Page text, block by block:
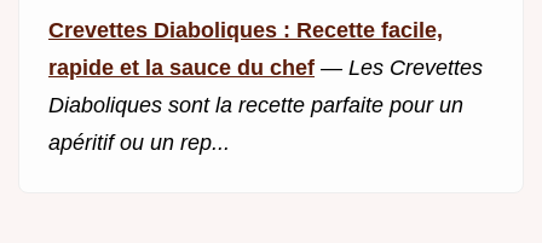
Crevettes Diaboliques : Recette facile,
rapide et la sauce du chef — Les Crevettes
Diaboliques sont la recette parfaite pour un
apéritif ou un rep...